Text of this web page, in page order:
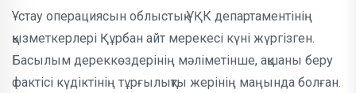
Ұстау операциясын облыстық ҰҚК департаментінің
қызметкерлері Құрбан айт мерекесі күні жүргізген.
Басылым дереккөздерінің мәліметінше, ақшаны беру
фактісі күдіктінің тұрғылықты жерінің маңында болған.